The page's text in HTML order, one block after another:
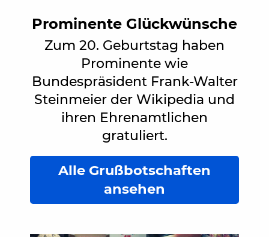
Prominente Glückwünsche
Zum 20. Geburtstag haben
Prominente wie
Bundespräsident Frank-Walter
Steinmeier der Wikipedia und
ihren Ehrenamtlichen
gratuliert.
Alle Grußbotschaften
ansehen